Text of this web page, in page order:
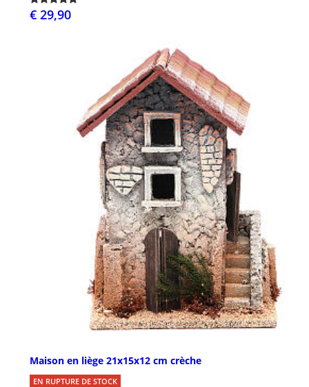
€ 29,90
Maison en liège 21x15x12 cm crèche
EN RUPTURE DE STOCK